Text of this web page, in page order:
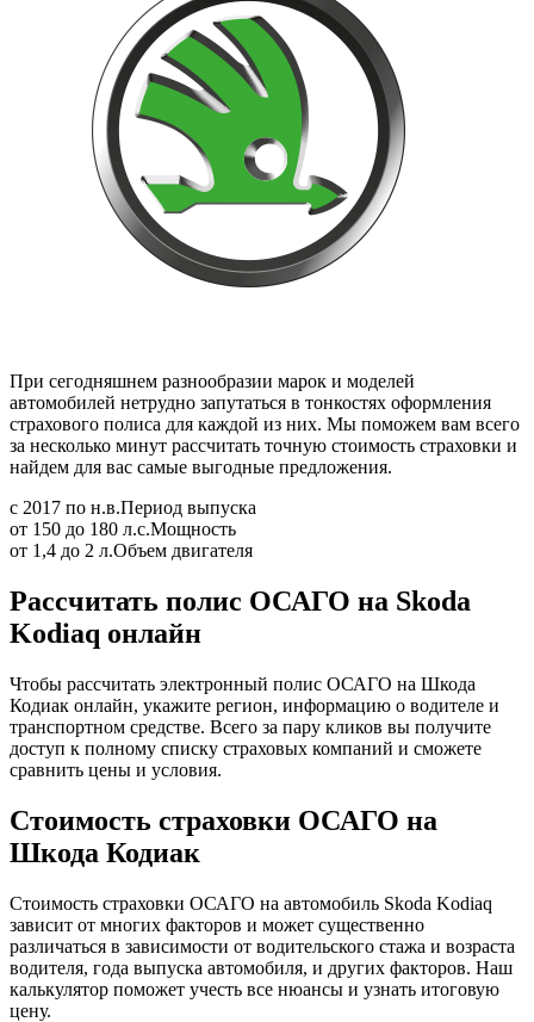
При сегодняшнем разнообразии марок и моделей
автомобилей нетрудно запутаться в тонкостях оформления
страхового полиса для каждой из них. Мы поможем вам всего
за несколько минут рассчитать точную стоимость страховки и
найдем для вас самые выгодные предложения.
с 2017 по н.в.Период выпуска
от 150 до 180 л.с.Мощность
от 1,4 до 2 л.Объем двигателя
Рассчитать полис ОСАГО на Skoda
Kodiaq онлайн
Чтобы рассчитать электронный полис ОСАГО на Шкода
Кодиак онлайн, укажите регион, информацию о водителе и
транспортном средстве. Всего за пару кликов вы получите
доступ к полному списку страховых компаний и сможете
сравнить цены и условия.
Стоимость страховки ОСАГО на
Шкода Кодиак
Стоимость страховки ОСАГО на автомобиль Skoda Kodiaq
зависит от многих факторов и может существенно
различаться в зависимости от водительского стажа и возраста
водителя, года выпуска автомобиля, и других факторов. Наш
калькулятор поможет учесть все нюансы и узнать итоговую
цену.